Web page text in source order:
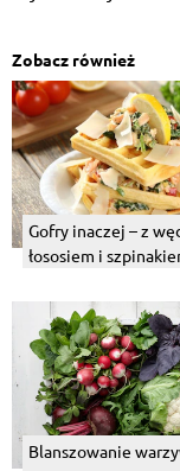
Zobacz również
Gofry inaczej – z
łososiem i
Blanszowanie